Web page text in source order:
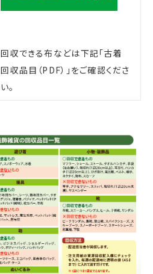
回収できる布などは下記「古着
回収品目（PDF）」をご確認くださ
い。